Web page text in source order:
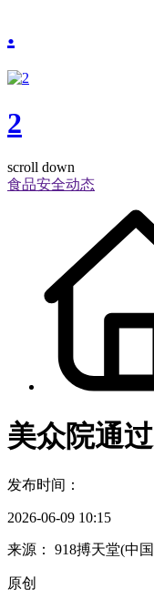
.
2
scroll down
食品安全动态
美众院通
发布时间：
2026-06-09 10:15
来源： 918搏天堂(中
原创